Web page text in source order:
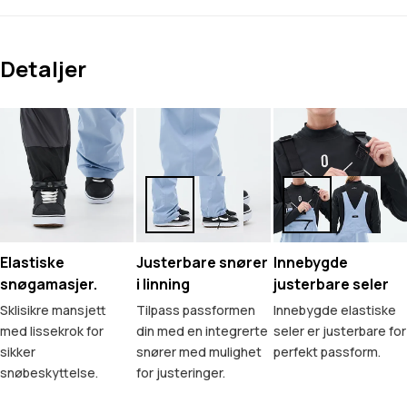
Detaljer
Elastiske
snøgamasjer.
Sklisikre mansjett
med lissekrok for
sikker
snøbeskyttelse.
Justerbare snører
i linning
Tilpass passformen
din med en integrerte
snører med mulighet
for justeringer.
Innebygde
justerbare seler
Innebygde elastiske
seler er justerbare for
perfekt passform.